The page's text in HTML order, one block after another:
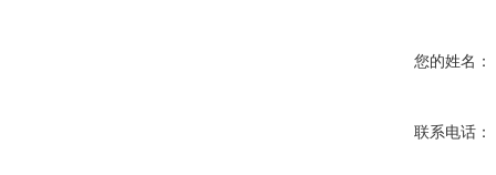
您的姓名：
联系电话：